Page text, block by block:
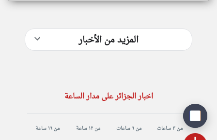
المزيد من الأخبار
اخبار الجزائر على مدار الساعة
من ٣ ساعات من ٦ ساعات من ١٢ ساعة من ١٦ ساعة